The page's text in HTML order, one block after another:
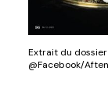
Extrait du
@Facebook/